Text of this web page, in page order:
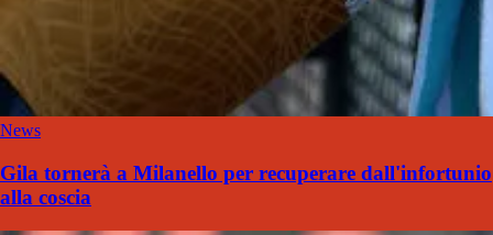
News
Gila tornerà a Milanello per recuperare dall'infortunio
alla coscia